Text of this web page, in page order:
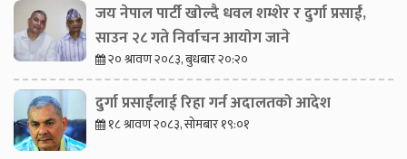
जय नेपाल पार्टी खोल्दै धवल शम्शेर र दुर्गा प्रसाईं,
साउन २८ गते निर्वाचन आयोग जाने
२० श्रावण २०८३, बुधबार २०:२०
दुर्गा प्रसाईंलाई रिहा गर्न अदालतको आदेश
१८ श्रावण २०८३, सोमबार १९:०१